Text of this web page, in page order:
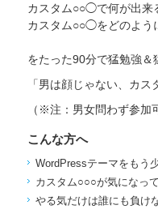
カスタム○○◯で何が出来
カスタム○○◯をどのよう
をたった90分で猛勉強＆
「男は顔じゃない、カ
（※注：男女問わず参加
こんな方へ
WordPressテーマをもう
カスタム○○○が気になっ
やる気だけは誰にも負け